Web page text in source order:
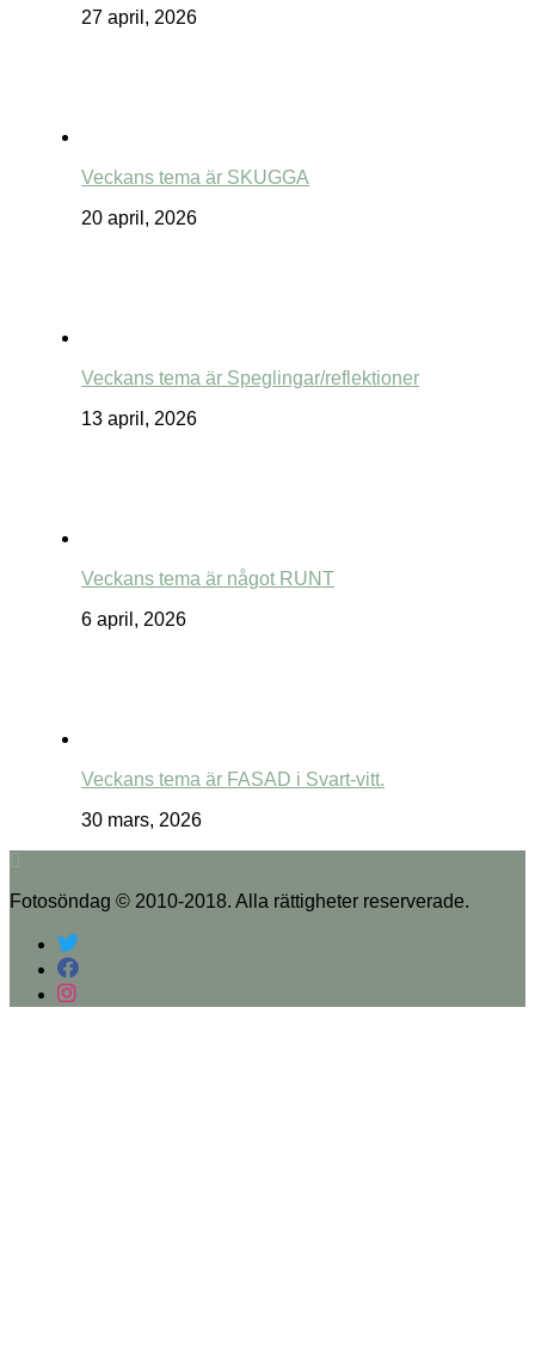
27 april, 2026
Veckans tema är SKUGGA
20 april, 2026
Veckans tema är Speglingar/reflektioner
13 april, 2026
Veckans tema är något RUNT
6 april, 2026
Veckans tema är FASAD i Svart-vitt.
30 mars, 2026
Fotosöndag © 2010-2018. Alla rättigheter reserverade.